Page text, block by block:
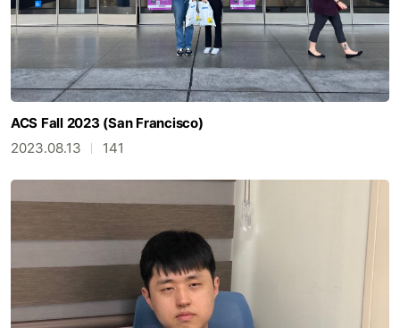
ACS Fall 2023 (San Francisco)
2023.08.13
141